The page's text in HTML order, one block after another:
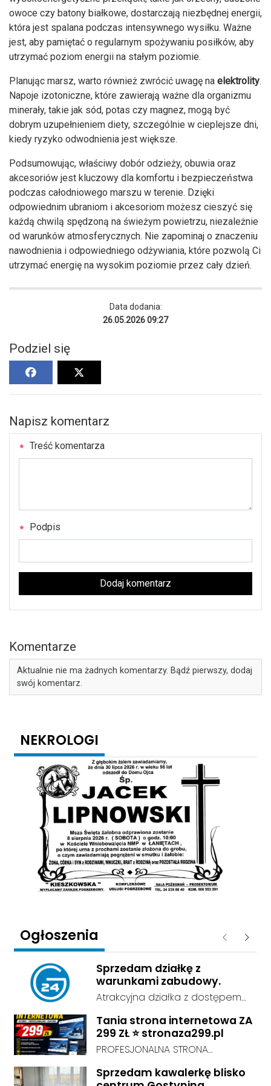
owoce czy batony białkowe, dostarczają niezbędnej energii,
która jest spalana podczas intensywnego wysiłku. Ważne
jest, aby pamiętać o regularnym spożywaniu posiłków, aby
utrzymać poziom energii na stałym poziomie.
Planując marsz, warto również zwrócić uwagę na elektrolity.
Napoje izotoniczne, które zawierają ważne dla organizmu
minerały, takie jak sód, potas czy magnez, mogą być
dobrym uzupełnieniem diety, szczególnie w cieplejsze dni,
kiedy ryzyko odwodnienia jest większe.
Podsumowując, właściwy dobór odzieży, obuwia oraz
akcesoriów jest kluczowy dla komfortu i bezpieczeństwa
podczas całodniowego marszu w terenie. Dzięki
odpowiednim ubraniom i akcesoriom możesz cieszyć się
każdą chwilą spędzoną na świeżym powietrzu, niezależnie
od warunków atmosferycznych. Nie zapominaj o znaczeniu
nawodnienia i odpowiedniego odżywiania, które pozwolą Ci
utrzymać energię na wysokim poziomie przez cały dzień.
Data dodania:
26.05.2026 09:27
Podziel się
Napisz komentarz
Treść komentarza
Podpis
Dodaj komentarz
Komentarze
Aktualnie nie ma żadnych komentarzy. Bądź pierwszy, dodaj
swój komentarz.
NEKROLOGI
Ogłoszenia Poprzednie
Sprzedam działkę z
warunkami zabudowy.
Atrakcyjna działka z dostępem
o powierzchni 0,4ha , przy drodze
asfaltowej.
Tania strona internetowa ZA
299 ZŁ ⭐ stronaza299.pl
PROFESJONALNA STRONA
mieć profesjonalną stronę
Sprzedam kawalerkę blisko